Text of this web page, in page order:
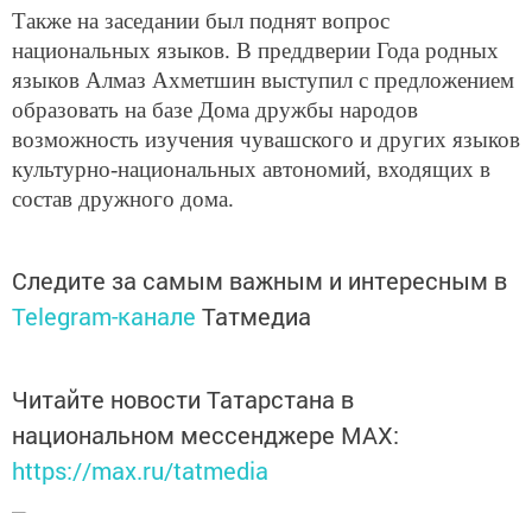
Также на заседании был поднят вопрос
национальных языков. В преддверии Года родных
языков Алмаз Ахметшин выступил с предложением
образовать на базе Дома дружбы народов
возможность изучения чувашского и других языков
культурно-национальных автономий, входящих в
состав дружного дома.
Следите за самым важным и интересным в
Telegram-канале Татмедиа
Читайте новости Татарстана в
национальном мессенджере MАХ:
https://max.ru/tatmedia